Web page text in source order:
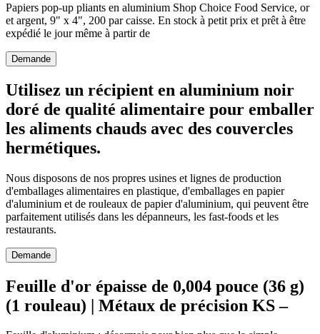
Papiers pop-up pliants en aluminium Shop Choice Food Service, or
et argent, 9" x 4", 200 par caisse. En stock à petit prix et prêt à être
expédié le jour même à partir de
Demande
Utilisez un récipient en aluminium noir
doré de qualité alimentaire pour emballer
les aliments chauds avec des couvercles
hermétiques.
Nous disposons de nos propres usines et lignes de production
d'emballages alimentaires en plastique, d'emballages en papier
d'aluminium et de rouleaux de papier d'aluminium, qui peuvent être
parfaitement utilisés dans les dépanneurs, les fast-foods et les
restaurants.
Demande
Feuille d'or épaisse de 0,004 pouce (36 g)
(1 rouleau) | Métaux de précision KS –